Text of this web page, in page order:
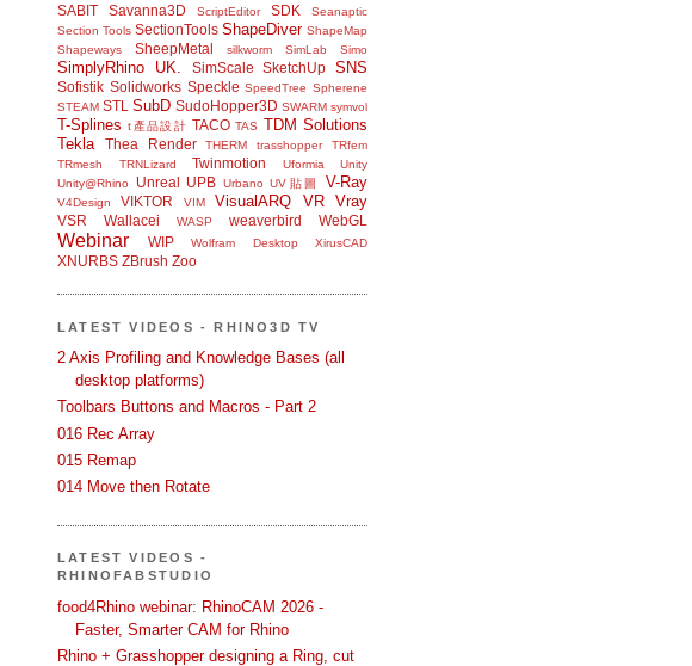
SABIT Savanna3D ScriptEditor SDK
Seanaptic
Section Tools SectionTools ShapeDiver ShapeMap
Shapeways
SheepMetal silkworm SimLab Simo
SimplyRhino UK. SimScale SketchUp SNS
Sofistik Solidworks Speckle SpeedTree Spherene
STEAM STL SubD SudoHopper3D SWARM symvol
T-Splines t產品設計 TACO TAS TDM Solutions
Tekla
Thea Render THERM trasshopper
TRfem
TRmesh
TRNLizard Twinmotion Uformia
Unity
Unity@Rhino
Unreal UPB Urbano UV貼圖 V-Ray
V4Design VIKTOR VIM VisualARQ VR Vray
VSR Wallacei WASP weaverbird WebGL
Webinar WIP Wolfram Desktop XirusCAD
XNURBS ZBrush Zoo
LATEST VIDEOS - RHINO3D TV
2 Axis Profiling and Knowledge Bases (all
desktop platforms)
Toolbars Buttons and Macros - Part 2
016 Rec Array
015 Remap
014 Move then Rotate
LATEST VIDEOS -
RHINOFABSTUDIO
food4Rhino webinar: RhinoCAM 2026 -
Faster, Smarter CAM for Rhino
Rhino + Grasshopper designing a Ring, cut